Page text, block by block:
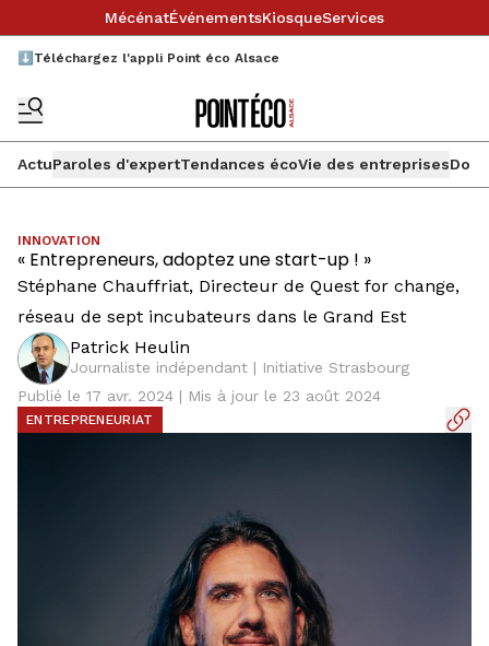
MécénatÉvénementsKiosqueServices
⬇️Téléchargez l'appli Point éco Alsace
ActuParoles d'expertTendances écoVie des entreprises
INNOVATION
« Entrepreneurs, adoptez une start-up ! »
Stéphane Chauffriat, Directeur de Quest for change,
réseau de sept incubateurs dans le Grand Est
Patrick Heulin
Journaliste indépendant | Initiative Strasbourg
Publié le 17 avr. 2024 | Mis à jour le 23 août 2024
ENTREPRENEURIAT